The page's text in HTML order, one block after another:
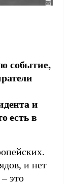
событие,
и
есть в
и нет
это